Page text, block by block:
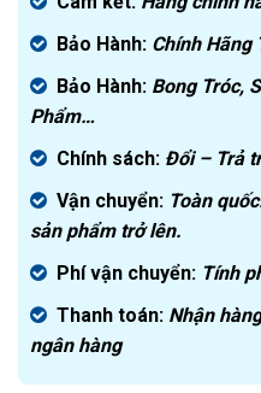
4.800.000₫.
tại
là:
2.500.000₫.
Bảo Hành: Chính Hãng
Bảo Hành: Bong Tróc,
Phẩm…
Chính sách: Đổi – Trả
Vận chuyển: Toàn
sản phẩm trở lên.
Phí vận chuyển: Tính
Thanh toán: Nhận
ngân hàng